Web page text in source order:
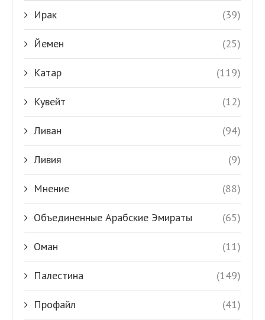
Ирак (39)
Йемен (25)
Катар (119)
Кувейт (12)
Ливан (94)
Ливия (9)
Мнение (88)
Объединенные Арабские Эмираты (65)
Оман (11)
Палестина (149)
Профайл (41)